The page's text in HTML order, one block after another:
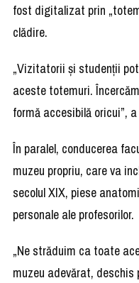
fost digitalizat prin
clădire.
„Vizitatorii și studenții
aceste totemuri.
formă accesibilă oricui”,
În paralel, conducerea
muzeu propriu, care va
secolul XIX, piese
personale ale profesorilor.
„Ne străduim ca toate
muzeu adevărat, deschis